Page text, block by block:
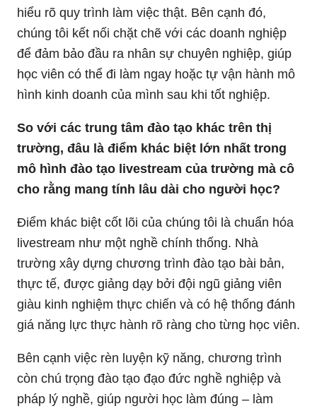
hiểu rõ quy trình làm việc thật. Bên cạnh đó,
chúng tôi kết nối chặt chẽ với các doanh nghiệp
để đảm bảo đầu ra nhân sự chuyên nghiệp, giúp
học viên có thể đi làm ngay hoặc tự vận hành mô
hình kinh doanh của mình sau khi tốt nghiệp.
So với các trung tâm đào tạo khác trên thị
trường, đâu là điểm khác biệt lớn nhất trong
mô hình đào tạo livestream của trường mà cô
cho rằng mang tính lâu dài cho người học?
Điểm khác biệt cốt lõi của chúng tôi là chuẩn hóa
livestream như một nghề chính thống. Nhà
trường xây dựng chương trình đào tạo bài bản,
thực tế, được giảng dạy bởi đội ngũ giảng viên
giàu kinh nghiệm thực chiến và có hệ thống đánh
giá năng lực thực hành rõ ràng cho từng học viên.
Bên cạnh việc rèn luyện kỹ năng, chương trình
còn chú trọng đào tạo đạo đức nghề nghiệp và
pháp lý nghề, giúp người học làm đúng – làm